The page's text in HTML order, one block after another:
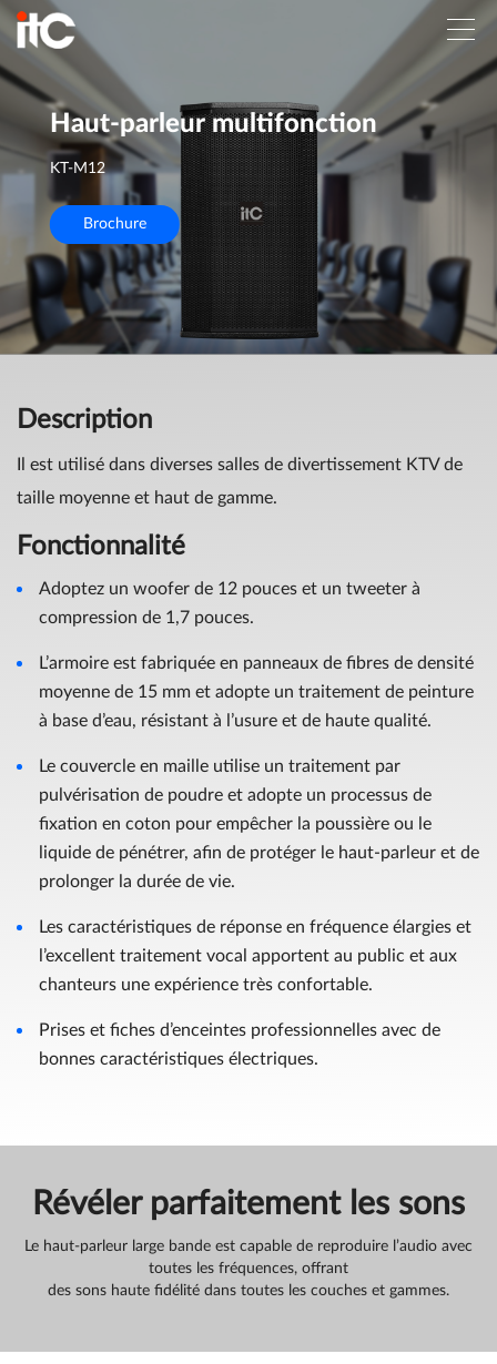
Haut-parleur multifonction
KT-M12
Brochure
Description
Il est utilisé dans diverses salles de divertissement KTV de
taille moyenne et haut de gamme.
Fonctionnalité
Adoptez un woofer de 12 pouces et un tweeter à
compression de 1,7 pouces.
L’armoire est fabriquée en panneaux de fibres de densité
moyenne de 15 mm et adopte un traitement de peinture
à base d’eau, résistant à l’usure et de haute qualité.
Le couvercle en maille utilise un traitement par
pulvérisation de poudre et adopte un processus de
fixation en coton pour empêcher la poussière ou le
liquide de pénétrer, afin de protéger le haut-parleur et de
prolonger la durée de vie.
Les caractéristiques de réponse en fréquence élargies et
l’excellent traitement vocal apportent au public et aux
chanteurs une expérience très confortable.
Prises et fiches d’enceintes professionnelles avec de
bonnes caractéristiques électriques.
Révéler parfaitement les sons
Le haut-parleur large bande est capable de reproduire l’audio avec
toutes les fréquences, offrant
des sons haute fidélité dans toutes les couches et gammes.